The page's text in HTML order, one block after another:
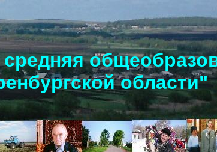
области"